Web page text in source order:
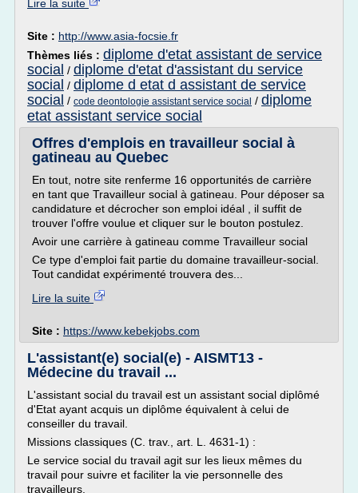
Lire la suite
Site : http://www.asia-focsie.fr
Thèmes liés : diplome d'etat assistant de service
social / diplome d'etat d'assistant du service
social / diplome d etat d assistant de service
social / code deontologie assistant service social / diplome
etat assistant service social
Offres d'emplois en travailleur social à
gatineau au Quebec
En tout, notre site renferme 16 opportunités de carrière
en tant que Travailleur social à gatineau. Pour déposer sa
candidature et décrocher son emploi idéal , il suffit de
trouver l'offre voulue et cliquer sur le bouton postulez.
Avoir une carrière à gatineau comme Travailleur social
Ce type d'emploi fait partie du domaine travailleur-social.
Tout candidat expérimenté trouvera des...
Lire la suite
Site : https://www.kebekjobs.com
L'assistant(e) social(e) - AISMT13 -
Médecine du travail ...
L'assistant social du travail est un assistant social diplômé
d'Etat ayant acquis un diplôme équivalent à celui de
conseiller du travail.
Missions classiques (C. trav., art. L. 4631-1) :
Le service social du travail agit sur les lieux mêmes du
travail pour suivre et faciliter la vie personnelle des
travailleurs.